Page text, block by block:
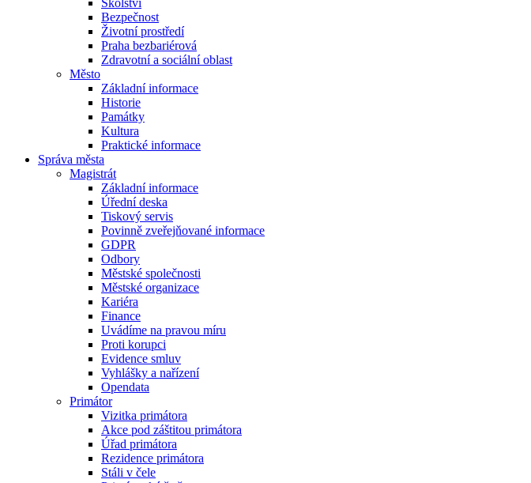
Školství
Bezpečnost
Životní prostředí
Praha bezbariérová
Zdravotní a sociální oblast
Město
Základní informace
Historie
Památky
Kultura
Praktické informace
Správa města
Magistrát
Základní informace
Úřední deska
Tiskový servis
Povinně zveřejňované informace
GDPR
Odbory
Městské společnosti
Městské organizace
Kariéra
Finance
Uvádíme na pravou míru
Proti korupci
Evidence smluv
Vyhlášky a nařízení
Opendata
Primátor
Vizitka primátora
Akce pod záštitou primátora
Úřad primátora
Rezidence primátora
Stáli v čele